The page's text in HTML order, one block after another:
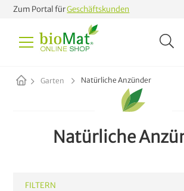
Zum Portal fürGeschäftskunden
Garten Natürliche Anzünder
Natürliche
FILTERN